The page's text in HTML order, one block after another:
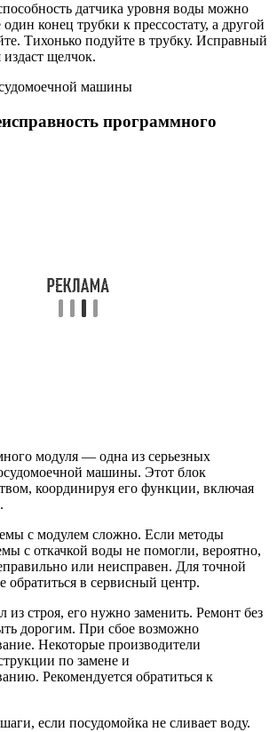
датчика уровня воды можно
конец трубки к прессостату, а другой
Тихонько подуйте в трубку. Исправный
издаст щелчок.
программного
модуля — одна из серьезных
машины. Этот блок
координируя его функции, включая
с модулем сложно. Если методы
с откачкой воды не помогли, вероятно,
или неисправен. Для точной
обратиться в сервисный центр.
строя, его нужно заменить. Ремонт без
дорогим. При сбое возможно
Некоторые производители
по замене и
Рекомендуется обратиться к
если посудомойка не сливает воду.